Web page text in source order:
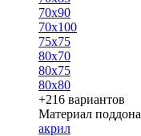
70х90
70х100
75х75
80х70
80х75
80х80
+216 вариантов
Материал поддона
акрил